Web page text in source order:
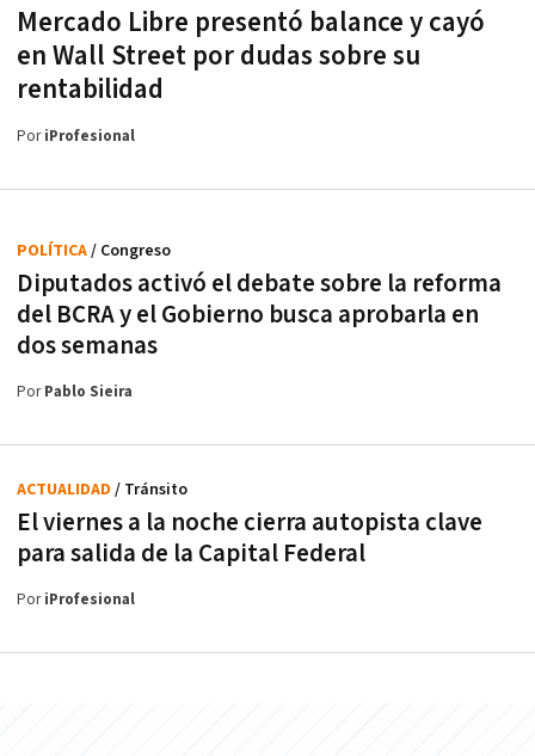
Mercado Libre presentó balance y cayó
en Wall Street por dudas sobre su
rentabilidad
PoriProfesional
Diputados activó el debate sobre la reforma
del BCRA y el Gobierno busca aprobarla en
dos semanas
POLÍTICA/ Congreso
PorPablo Sieira
El viernes a la noche cierra autopista clave
para salida de la Capital Federal
ACTUALIDAD / Tránsito
PoriProfesional